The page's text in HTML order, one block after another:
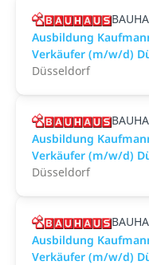
Ausbildung
Verkäufer (m/w/d)
Düsseldorf
Ausbildung
Verkäufer (m/w/d)
Düsseldorf
Ausbildung
Verkäufer (m/w/d)